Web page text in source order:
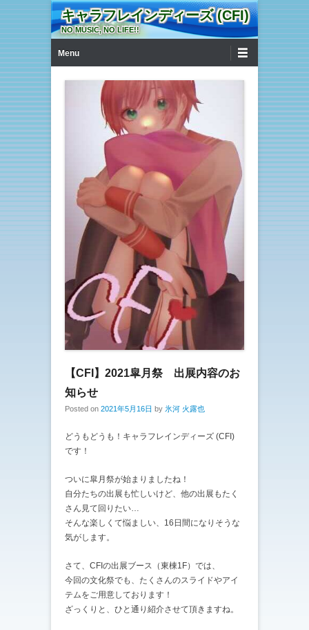
キャラフレインディーズ (CFI)
NO MUSIC, NO LIFE!!
Menu
【CFI】2021皐月祭 出展内容のお
知らせ
Posted on 2021年5月16日 by 氷河 火露也
どうもどうも！キャラフレインディーズ (CFI)
です！
ついに皐月祭が始まりましたね！
自分たちの出展も忙しいけど、他の出展もたく
さん見て回りたい…
そんな楽しくて悩ましい、16日間になりそうな
気がします。
さて、CFIの出展ブース（東棟1F）では、
今回の文化祭でも、たくさんのスライドやアイ
テムをご用意しております！
ざっくりと、ひと通り紹介させて頂きますね。